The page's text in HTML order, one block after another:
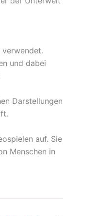
verwendet.
und dabei
Darstellungen
auf. Sie
Menschen in